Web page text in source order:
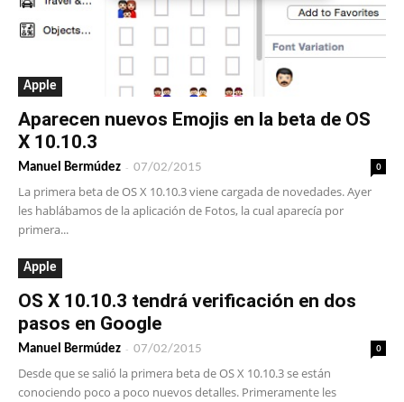
Apple
Aparecen nuevos Emojis en la beta de OS
X 10.10.3
Manuel Bermúdez - 07/02/2015 0
La primera beta de OS X 10.10.3 viene cargada de novedades. Ayer
les hablábamos de la aplicación de Fotos, la cual aparecía por
primera...
Apple
OS X 10.10.3 tendrá verificación en dos
pasos en Google
Manuel Bermúdez - 07/02/2015 0
Desde que se salió la primera beta de OS X 10.10.3 se están
conociendo poco a poco nuevos detalles. Primeramente les